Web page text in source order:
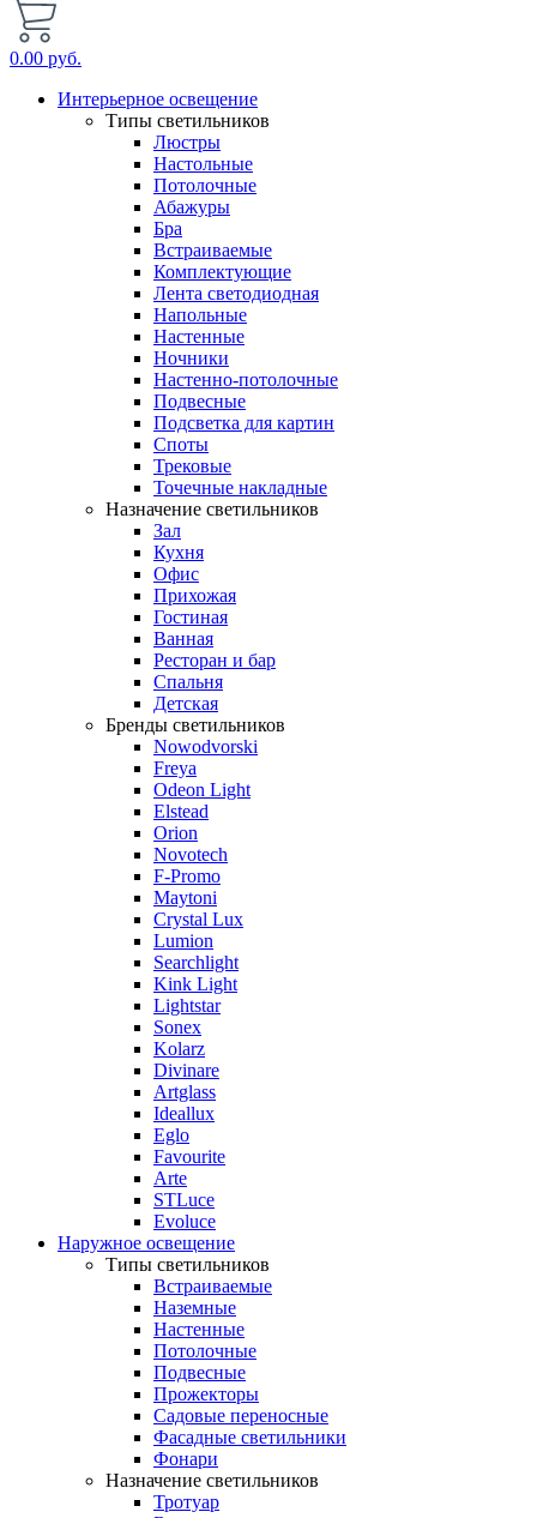
0.00 руб.
Интерьерное освещение
Типы светильников
Люстры
Настольные
Потолочные
Абажуры
Бра
Встраиваемые
Комплектующие
Лента светодиодная
Напольные
Настенные
Ночники
Настенно-потолочные
Подвесные
Подсветка для картин
Споты
Трековые
Точечные накладные
Назначение светильников
Зал
Кухня
Офис
Прихожая
Гостиная
Ванная
Ресторан и бар
Спальня
Детская
Бренды светильников
Nowodvorski
Freya
Odeon Light
Elstead
Orion
Novotech
F-Promo
Maytoni
Crystal Lux
Lumion
Searchlight
Kink Light
Lightstar
Sonex
Kolarz
Divinare
Artglass
Ideallux
Eglo
Favourite
Arte
STLuce
Evoluce
Наружное освещение
Типы светильников
Встраиваемые
Наземные
Настенные
Потолочные
Подвесные
Прожекторы
Садовые переносные
Фасадные светильники
Фонари
Назначение светильников
Тротуар